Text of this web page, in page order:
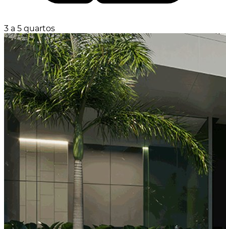
3 a 5 quartos